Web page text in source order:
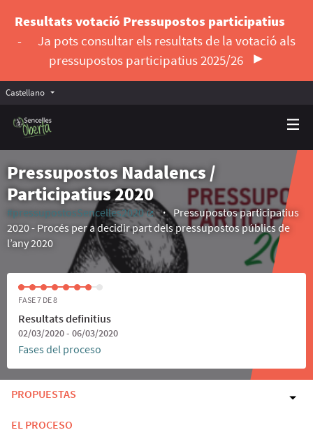
Resultats votació Pressupostos participatius
-
Ja pots consultar els resultats de la votació als
pressupostos participatius 2025/26
Castellano Triar la llengua
Pressupostos Nadalencs /
Participatius 2020
#pressupostosSencelles2020
(Enlace externo)
Pressupostos participatius
2020 - Procés per a decidir part dels pressupostos públics de
l’any 2020
FASE 7 DE 8
Resultats definitius
02/03/2020 - 06/03/2020
Fases del proceso
PROPUESTAS
EL PROCESO